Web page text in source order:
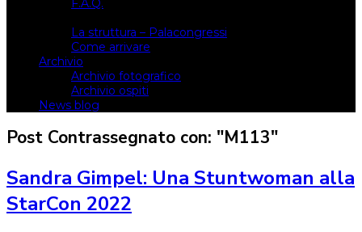
F.A.Q.
La struttura – Palacongressi
Come arrivare
Archivio
Archivio fotografico
Archivio ospiti
News blog
Post Contrassegnato con: "M113"
Sandra Gimpel: Una Stuntwoman alla
StarCon 2022